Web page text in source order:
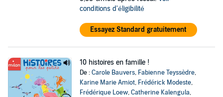
conditions d'éligibilité
Essayez Standard gratuitement
10 histoires en famille !
De :Carole Bauvers, Fabienne Teyssèdre,
Karine Marie Amiot, Frédérick Modeste,
Frédérique Loew,Catherine Kalengula,